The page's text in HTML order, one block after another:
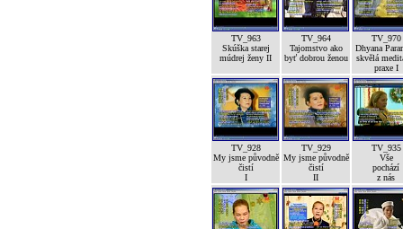
TV_963
Skúška starej
múdrej ženy II
TV_964
Tajomstvo ako
byť dobrou ženou
TV_970
Dhyana
skvělá
praxe I
TV_928
My jsme původně
čistí
I
TV_929
My jsme původně
čistí
II
TV_935
Vše
pochází
z nás